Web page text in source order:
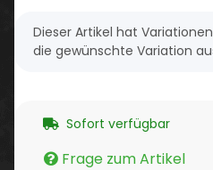
x
Dieser Artikel hat
die gewünschte Variation
Sofort verfügbar
Frage zum Artikel